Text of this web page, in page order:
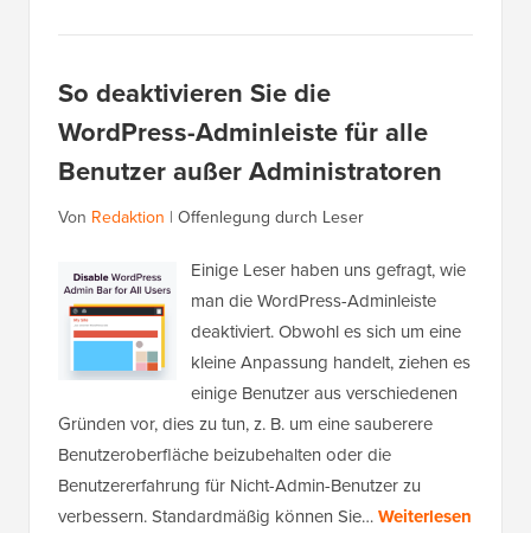
So deaktivieren Sie die
WordPress-Adminleiste für alle
Benutzer außer Administratoren
Von Redaktion | Offenlegung durch Leser
Einige Leser haben uns gefragt, wie
man die WordPress-Adminleiste
deaktiviert. Obwohl es sich um eine
kleine Anpassung handelt, ziehen es
einige Benutzer aus verschiedenen
Gründen vor, dies zu tun, z. B. um eine sauberere
Benutzeroberfläche beizubehalten oder die
Benutzererfahrung für Nicht-Admin-Benutzer zu
verbessern. Standardmäßig können Sie…Weiterlesen